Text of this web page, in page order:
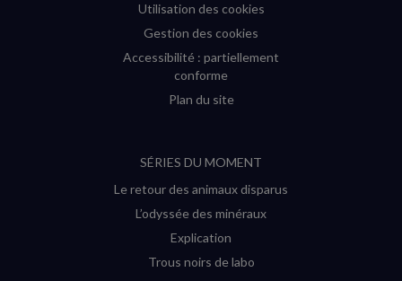
Utilisation des cookies
Gestion des cookies
Accessibilité : partiellement
conforme
Plan du site
SÉRIES DU MOMENT
Le retour des animaux disparus
L’odyssée des minéraux
Explication
Trous noirs de labo